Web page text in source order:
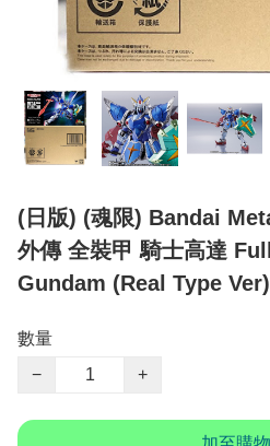
(日版) (魂限) Bandai
外傳 全裝甲 騎士高達
Gundam (Real Type Ver)
數量
−
+